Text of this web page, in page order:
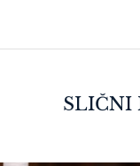
SLIČNI